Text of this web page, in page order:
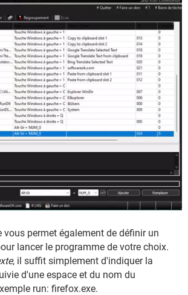
permet également de définir un
lancer le programme de votre choix.
, il suffit simplement d'indiquer la
d'une espace et du nom du
run: firefox.exe.